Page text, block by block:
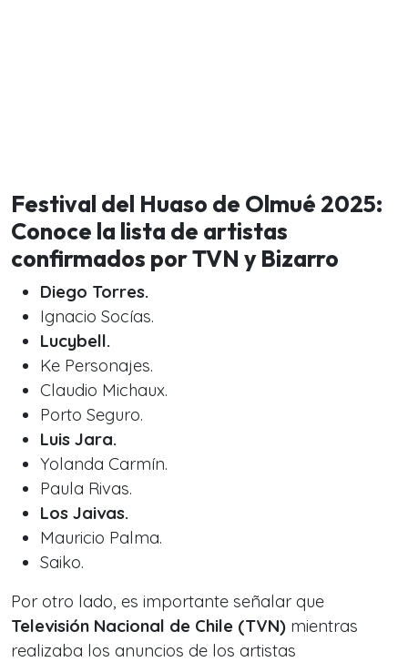
Festival del Huaso de Olmué 2025:
Conoce la lista de artistas
confirmados por TVN y Bizarro
Diego Torres.
Ignacio Socías.
Lucybell.
Ke Personajes.
Claudio Michaux.
Porto Seguro.
Luis Jara.
Yolanda Carmín.
Paula Rivas.
Los Jaivas.
Mauricio Palma.
Saiko.
Por otro lado, es importante señalar que
Televisión Nacional de Chile (TVN) mientras
realizaba los anuncios de los artistas